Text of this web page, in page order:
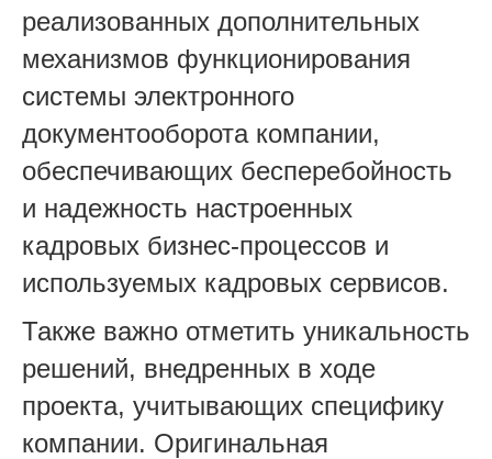
реализованных дополнительных
механизмов функционирования
системы электронного
документооборота компании,
обеспечивающих бесперебойность
и надежность настроенных
кадровых бизнес-процессов и
используемых кадровых сервисов.
Также важно отметить уникальность
решений, внедренных в ходе
проекта, учитывающих специфику
компании. Оригинальная